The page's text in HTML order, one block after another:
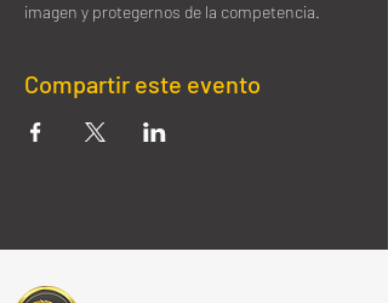
imagen y protegernos de la competencia.
Compartir este evento